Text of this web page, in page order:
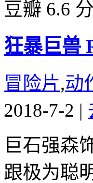
豆瓣 6.6 分
狂暴巨兽
冒险片,动
2018-7-2 |
巨石强森
跟极为聪